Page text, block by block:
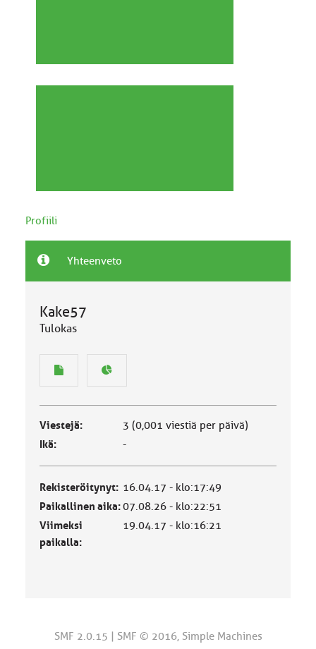
Profiili
Yhteenveto
Kake57
Tulokas
Viestejä:
3 (0,001 viestiä per päivä)
Ikä:
-
Rekisteröitynyt: 16.04.17 - klo:17:49
Paikallinen aika:07.08.26 - klo:22:51
Viimeksi
paikalla:
19.04.17 - klo:16:21
SMF 2.0.15 | SMF © 2016, Simple Machines